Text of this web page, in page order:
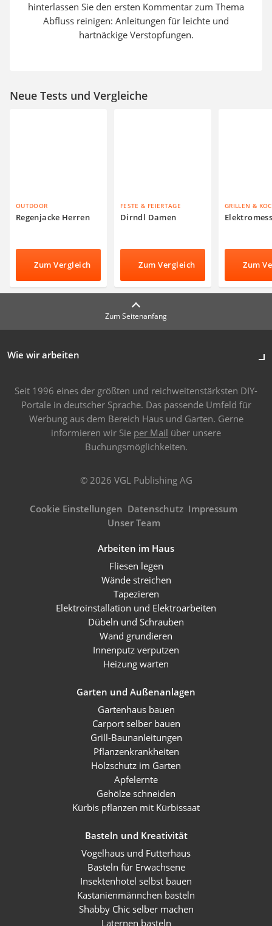
hinterlassen Sie den ersten Kommentar zum Thema
Abfluss reinigen: Anleitungen für leichte und
hartnäckige Verstopfungen.
Neue Tests und Vergleiche
OUTDOOR
Regenjacke Herren
Zum Vergleich
FESTE & FEIERTAGE
Dirndl Damen
Zum Vergleich
GRILLEN &
Zum
Zum Seitenanfang
Wie wir arbeiten
Seit 1996 eines der größten und reichweitenstärksten DIY-
Portale in deutscher Sprache. Das passende Umfeld für
Werbung aus dem Bereich Haus und Garten. Gerne
informieren wir Sie per Mail über unsere
Buchungsmöglichkeiten.
© 2026 VGL Publishing AG
Cookie Einstellungen Datenschutz Impressum
Unser Team
Arbeiten im Haus
Fliesen legen
Wände streichen
Tapezieren
Elektroinstallation und Elektroarbeiten
Dübeln und Schrauben
Wand grundieren
Innenputz verputzen
Heizung warten
Garten und Außenanlagen
Gartenhaus bauen
Carport selber bauen
Grill-Baunanleitungen
Pflanzenkrankheiten
Holzschutz im Garten
Apfelernte
Gehölze schneiden
Kürbis pflanzen mit Kürbissaat
Basteln und Kreativität
Vogelhaus und Futterhaus
Basteln für Erwachsene
Insektenhotel selbst bauen
Kastanienmännchen basteln
Shabby Chic selber machen
Laternen basteln